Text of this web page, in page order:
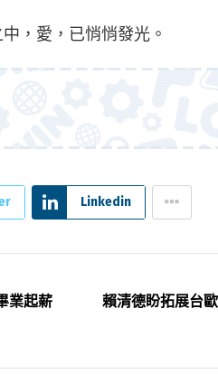
，愛，已悄悄發光。
Linkedin
業起薪
賴清德盼拓展台